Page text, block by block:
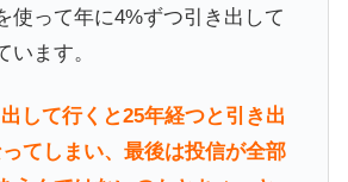
使って年に4%ずつ引き出して
います。
して行くと25年経つと引き出
てしまい、最後は投信が全部